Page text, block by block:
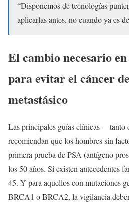
“Disponemos de tecnologías
aplicarlas antes, no cuando ya es
El cambio necesario
para evitar el cáncer
metastásico
Las principales guías clínicas —tanto
recomiendan que los hombres sin
primera prueba de PSA (antígeno
los 50 años. Si existen antecedentes
45. Y para aquellos con mutaciones
BRCA1 o BRCA2, la vigilancia